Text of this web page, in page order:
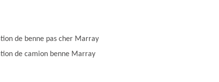
de benne pas cher Marray
de camion benne Marray